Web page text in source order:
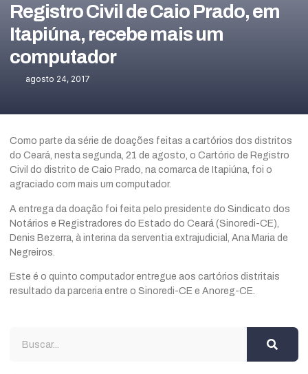
Registro Civil de Caio Prado, em
Itapiúna, recebe mais um
computador
agosto 24, 2017
Como parte da série de doações feitas a cartórios dos distritos
do Ceará, nesta segunda, 21 de agosto, o Cartório de Registro
Civil do distrito de Caio Prado, na comarca de Itapiúna, foi o
agraciado com mais um computador.
A entrega da doação foi feita pelo presidente do Sindicato dos
Notários e Registradores do Estado do Ceará (Sinoredi-CE),
Denis Bezerra, à interina da serventia extrajudicial, Ana Maria de
Negreiros.
Este é o quinto computador entregue aos cartórios distritais
resultado da parceria entre o Sinoredi-CE e Anoreg-CE.